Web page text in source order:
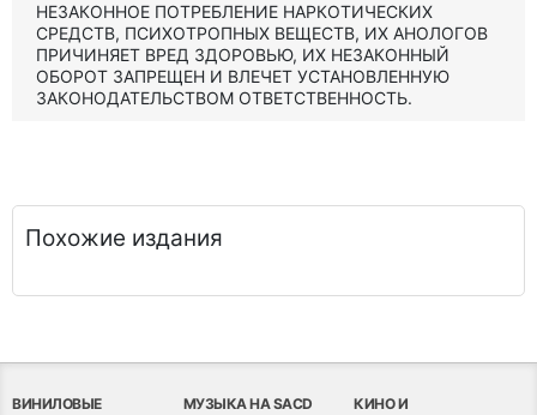
НЕЗАКОННОЕ ПОТРЕБЛЕНИЕ НАРКОТИЧЕСКИХ
СРЕДСТВ, ПСИХОТРОПНЫХ ВЕЩЕСТВ, ИХ АНОЛОГОВ
ПРИЧИНЯЕТ ВРЕД ЗДОРОВЬЮ, ИХ НЕЗАКОННЫЙ
ОБОРОТ ЗАПРЕЩЕН И ВЛЕЧЕТ УСТАНОВЛЕННУЮ
ЗАКОНОДАТЕЛЬСТВОМ ОТВЕТСТВЕННОСТЬ.
Похожие издания
ВИНИЛОВЫЕ
МУЗЫКА НА SACD
КИНО И